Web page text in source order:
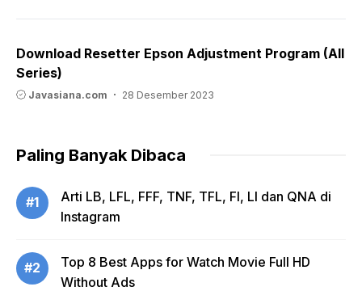
Download Resetter Epson Adjustment Program (All
Series)
Javasiana.com 28 Desember 2023
Paling Banyak Dibaca
#1
Arti LB, LFL, FFF, TNF, TFL, FI, LI dan QNA di
Instagram
#2
Top 8 Best Apps for Watch Movie Full HD
Without Ads